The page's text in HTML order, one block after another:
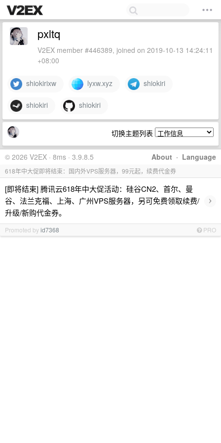
pxltq
V2EX member #446389, joined on 2019-10-13 14:24:11
+08:00
shiokirixw lyxw.xyz shiokiri
shiokiri shiokiri
切换主题列表
About · Language
© 2026 V2EX · 8ms · 3.9.8.5
618年中大促即将结束：国内外VPS服务器，99元起，续费代金券
[即将结束] 腾讯云618年中大促活动：硅谷CN2、首尔、曼
谷、法兰克福、上海、广州VPS服务器，另可免费领取续费/
升级/新购代金券。
›
Promoted byid7368 PRO